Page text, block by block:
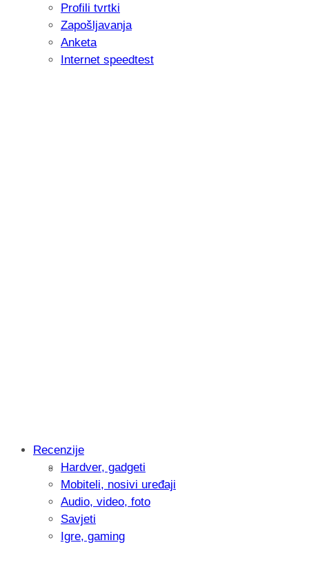
Profili tvrtki
Zapošljavanja
Anketa
Internet speedtest
Intervju: Goran Jović, fotograf -
Recenzije
Hardver, gadgeti
Mobiteli, nosivi uređaji
Audio, video, foto
Savjeti
Igre, gaming